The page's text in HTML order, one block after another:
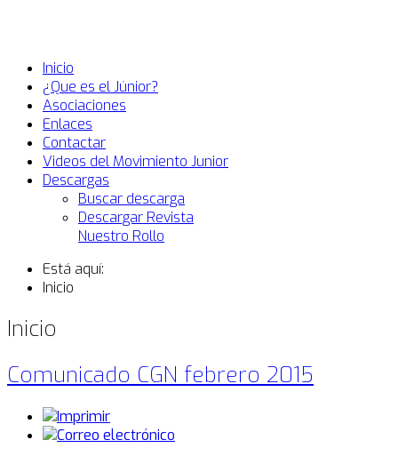
Inicio
¿Que es el Júnior?
Asociaciones
Enlaces
Contactar
Videos del Movimiento Junior
Descargas
Buscar descarga
Descargar Revista
Nuestro Rollo
Está aquí:
Inicio
Inicio
Comunicado CGN febrero 2015